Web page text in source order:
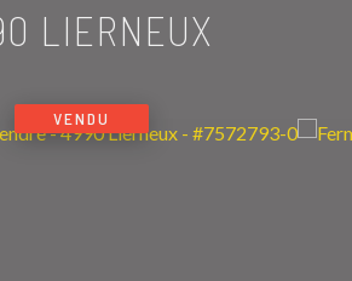
LIERNEUX
VENDU